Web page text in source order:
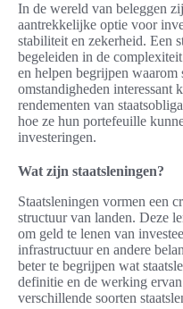
In de wereld van beleggen
aantrekkelijke optie voor
stabiliteit en zekerheid. Een
begeleiden in de
en helpen begrijpen waarom
omstandigheden interessant
rendementen van
hoe ze hun portefeuille
investeringen.
Wat zijn staatsleningen?
Staatsleningen vormen een
structuur van landen. Deze
om geld te lenen van
infrastructuur en andere
beter te begrijpen wat
definitie en de werking
verschillende soorten